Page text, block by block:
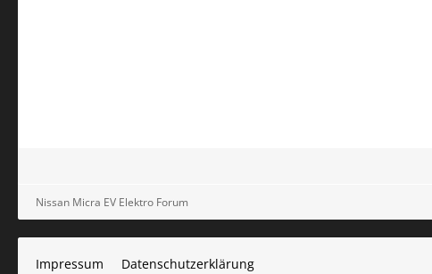
Nissan Micra EV Elektro Forum
Impressum
Datenschutzerklärung